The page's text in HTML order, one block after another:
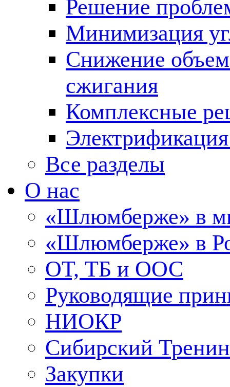
Решение
Минимизация
Снижение
сжигания
Комплексные
Все разделы
О нас
«Шлюмберже» в
«Шлюмберже» в
ОТ, ТБ и ООС
Руководящие
НИОКР
Сибирский
Закупки